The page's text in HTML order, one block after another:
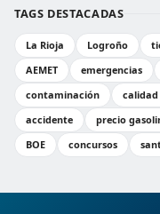
TAGS DESTACADAS
La Rioja Logroño
AEMET
emergencias
contaminación
accidente
precio
BOE
concursos